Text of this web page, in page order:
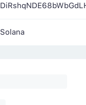
Solana